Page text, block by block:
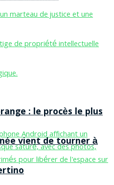
: le procès le plus
vient de tourner à